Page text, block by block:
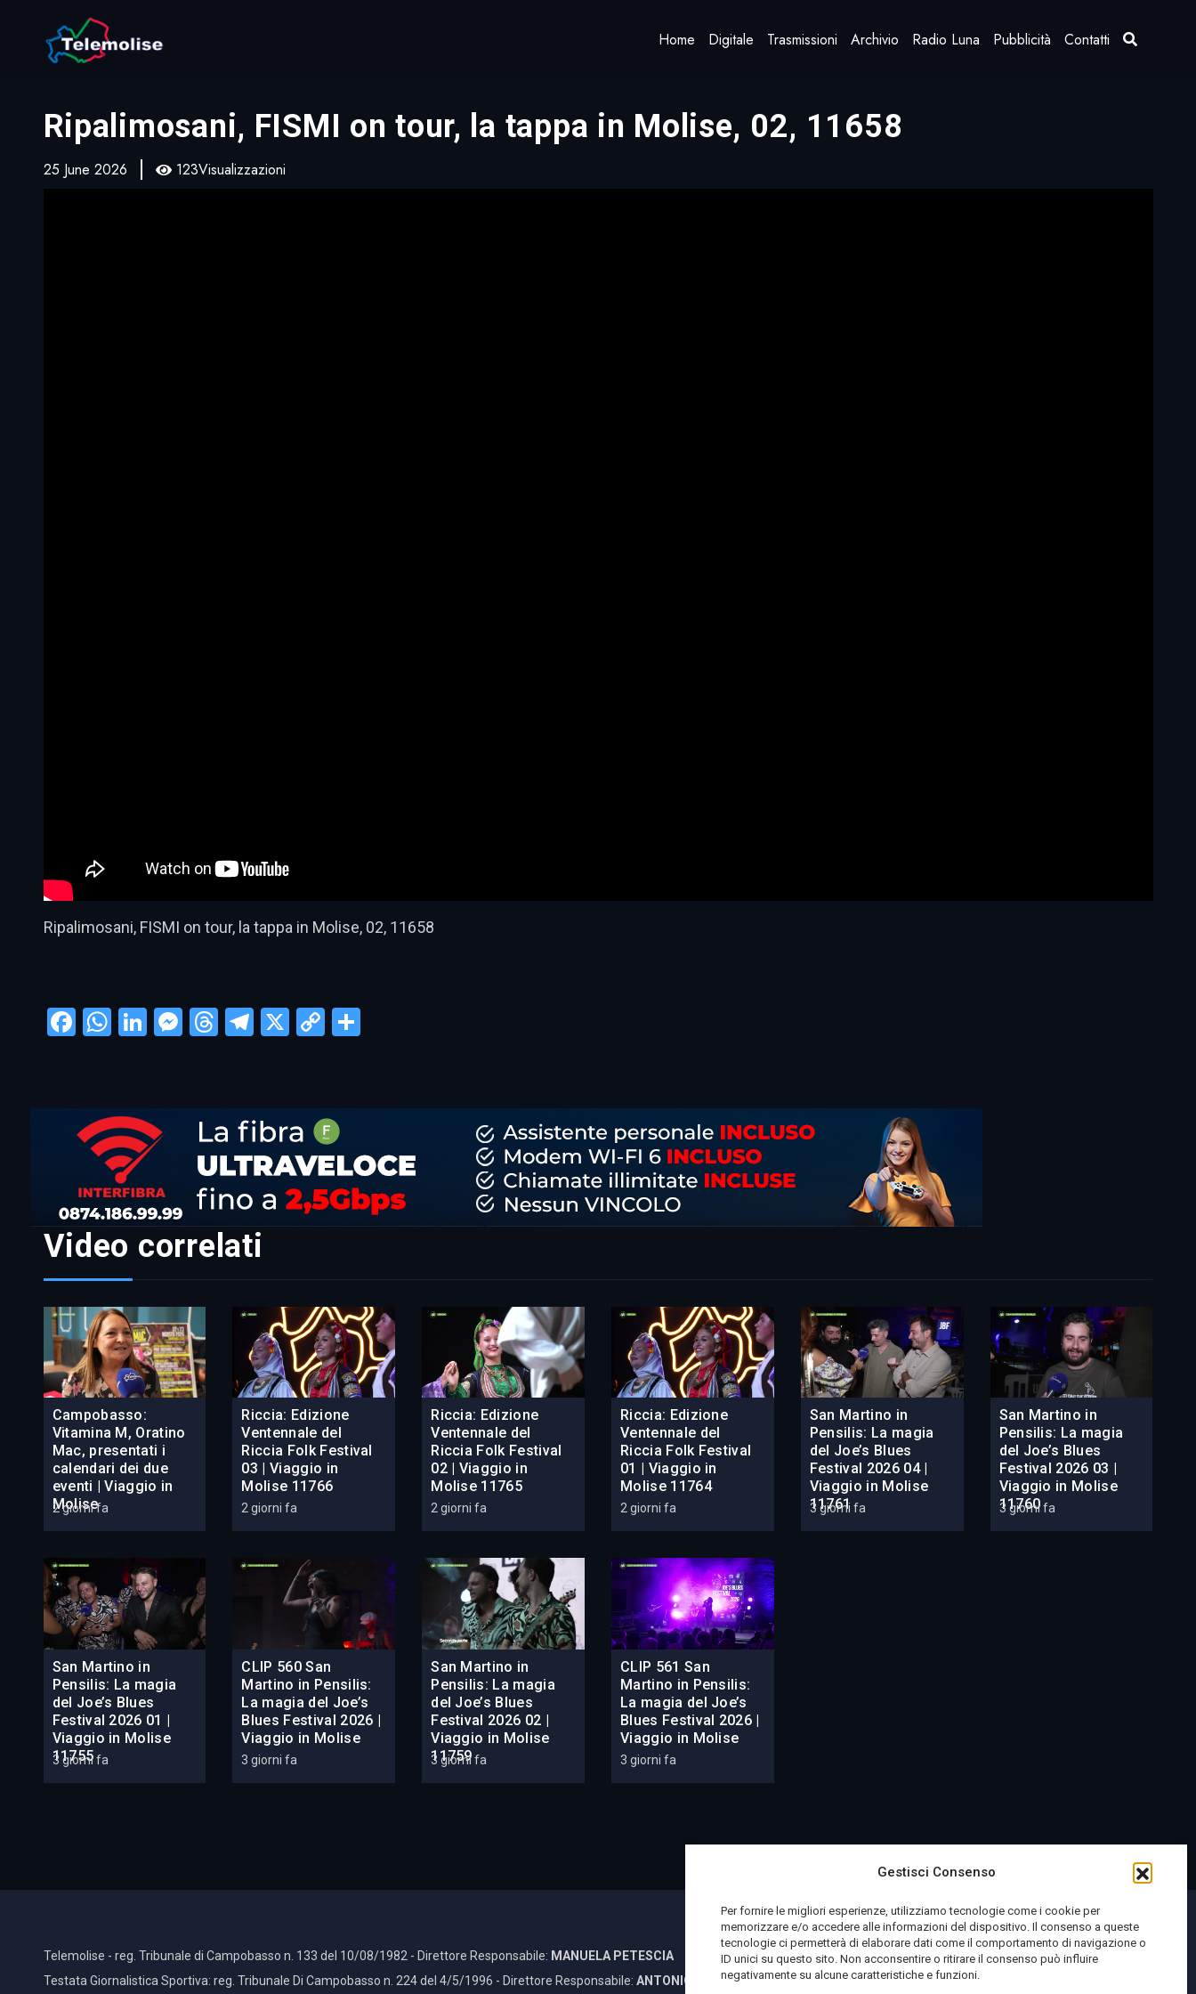
Gestisci Consenso
Per fornire le migliori esperienze, utilizziamo tecnologie come i cookie per
memorizzare e/o accedere alle informazioni del dispositivo. Il consenso a queste
tecnologie ci permetterà di elaborare dati come il comportamento di navigazione o
ID unici su questo sito. Non acconsentire o ritirare il consenso può influire
negativamente su alcune caratteristiche e funzioni.
Home Digitale Trasmissioni Archivio Radio Luna Pubblicità Contatti
Ripalimosani, FISMI on tour, la tappa in Molise, 02, 11658
25 June 2026 123Visualizzazioni
Ripalimosani, FISMI on tour, la tappa in Molise, 02, 11658
Facebook
WhatsApp
LinkedIn
Messenger
Threads
Telegram
X CopyCondividi
Video correlati
Campobasso:
Vitamina M, Oratino
Mac, presentati i
calendari dei due
eventi | Viaggio in
Molise
2 giorni fa
Riccia: Edizione
Ventennale del
Riccia Folk Festival
03 | Viaggio in
Molise 11766
2 giorni fa
Riccia: Edizione
Ventennale del
Riccia Folk Festival
02 | Viaggio in
Molise 11765
2 giorni fa
Riccia: Edizione
Ventennale del
Riccia Folk Festival
01 | Viaggio in
Molise 11764
2 giorni fa
San Martino in
Pensilis: La magia
del Joe’s Blues
Festival 2026 04 |
Viaggio in Molise
11761
3 giorni fa
San Martino in
Pensilis: La magia
del Joe’s Blues
Festival 2026 03 |
Viaggio in Molise
11760
3 giorni fa
San Martino in
Pensilis: La magia
del Joe’s Blues
Festival 2026 01 |
Viaggio in Molise
11755
3 giorni fa
CLIP 560 San
Martino in Pensilis:
La magia del Joe’s
Blues Festival 2026 |
Viaggio in Molise
3 giorni fa
San Martino in
Pensilis: La magia
del Joe’s Blues
Festival 2026 02 |
Viaggio in Molise
11759
3 giorni fa
CLIP 561 San
Martino in Pensilis:
La magia del Joe’s
Blues Festival 2026 |
Viaggio in Molise
3 giorni fa
Telemolise - reg. Tribunale di Campobasso n. 133 del 10/08/1982 - Direttore Responsabile: MANUELA PETESCIA
Testata Giornalistica Sportiva: reg. Tribunale Di Campobasso n. 224 del 4/5/1996 - Direttore Responsabile: ANTONIO DI LALLO